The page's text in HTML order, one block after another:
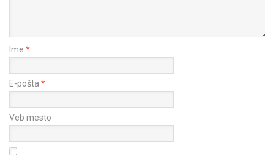
Ime *
E-pošta *
Veb mesto